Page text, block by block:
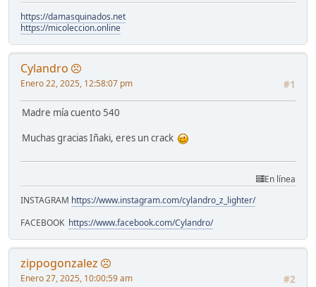
https://damasquinados.net
https://micoleccion.online
Cylandro
#1
Enero 22, 2025, 12:58:07 pm
Madre mía cuento 540
Muchas gracias Iñaki, eres un crack
En línea
INSTAGRAM https://www.instagram.com/cylandro_z_lighter/
FACEBOOK https://www.facebook.com/Cylandro/
zippogonzalez
#2
Enero 27, 2025, 10:00:59 am